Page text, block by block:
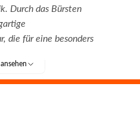
Durch das Bürsten
die für eine besonders
Geflecht:Das